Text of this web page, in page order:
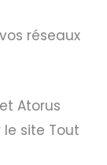
réseaux
Atorus
le site Tout